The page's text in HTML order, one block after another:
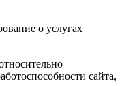
о услугах
сайта,